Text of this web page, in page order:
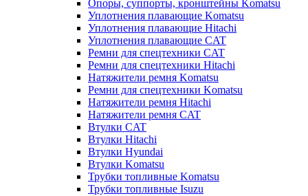
Опоры, суппорты, кронштейны Komatsu
Уплотнения плавающие Komatsu
Уплотнения плавающие Hitachi
Уплотнения плавающие CAT
Ремни для спецтехники CAT
Ремни для спецтехники Hitachi
Натяжители ремня Komatsu
Ремни для спецтехники Komatsu
Натяжители ремня Hitachi
Натяжители ремня CAT
Втулки CAT
Втулки Hitachi
Втулки Hyundai
Втулки Komatsu
Трубки топливные Komatsu
Трубки топливные Isuzu